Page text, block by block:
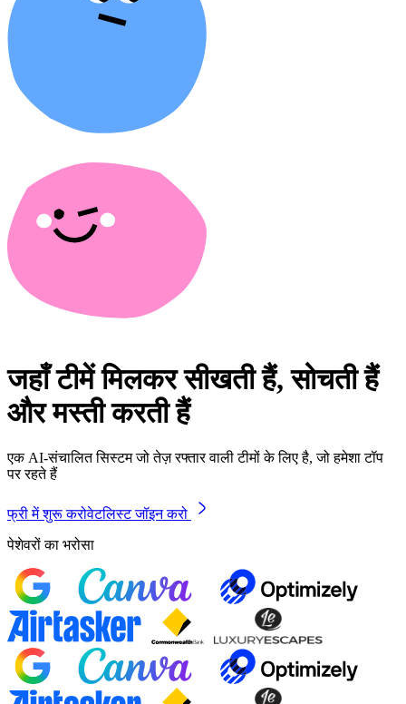
जहाँ टीमें मिलकर सीखती हैं, सोचती हैं
और मस्ती करती हैं
एक AI-संचालित सिस्टम जो तेज़ रफ्तार वाली टीमों के लिए है, जो हमेशा टॉप
पर रहते हैं
फ्री में शुरू करोवेटलिस्ट जॉइन करो
पेशेवरों का भरोसा